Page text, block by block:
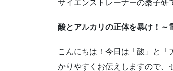
サイエンストレーナーの桑子研
酸とアルカリの正体を暴け！～
こんにちは！今日は「酸」と
かりやすくお伝えしますので、